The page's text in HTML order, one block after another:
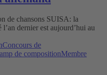
de chansons SUISA: la
dernier est aujourd’hui au
Concours de
de compositionMembre